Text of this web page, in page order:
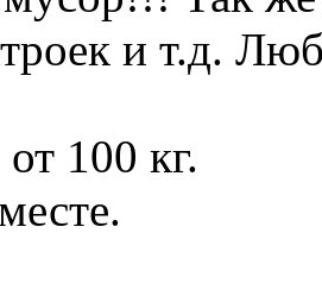
и т.д.
100 кг.